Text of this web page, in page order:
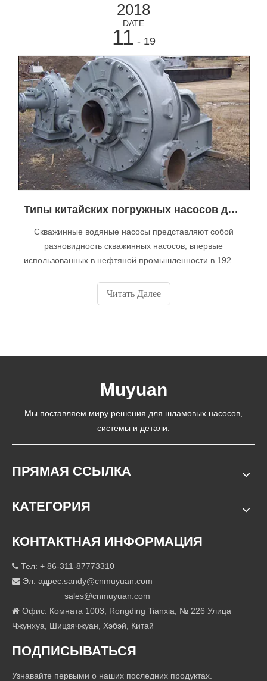
2018
DATE
11 - 19
Типы китайских погружных насосов для тяжелых работ
Скважинные водяные насосы представляют собой
разновидность скважинных насосов, впервые
использованных в нефтяной промышленности в 1920-х
можно легко опускать в скважину, и обычно они имеют
диаметр от 3 до 4 дюймов. По сравнению с
Читать Далее
Muyuan
Мы поставляем миру решения для шламовых насосов,
системы и детали.
ПРЯМАЯ ССЫЛКА
КАТЕГОРИЯ
КОНТАКТНАЯ ИНФОРМАЦИЯ
 Тел: + 86-311-87773310
 Эл. адрес:sandy@cnmuyuan.com
sales@cnmuyuan.com
 Офис: Комната 1003, Rongding Tianxia, ​​№ 226 Улица
Чжунхуа, Шицзячжуан, Хэбэй, Китай
ПОДПИСЫВАТЬСЯ
Узнавайте первыми о наших последних продуктах.